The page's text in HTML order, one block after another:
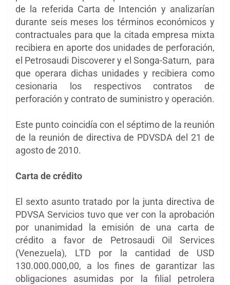
de la referida Carta de Intención y analizarían
durante seis meses los términos económicos y
contractuales para que la citada empresa mixta
recibiera en aporte dos unidades de perforación,
el Petrosaudi Discoverer y el Songa-Saturn, para
que operara dichas unidades y recibiera como
cesionaria los respectivos contratos de
perforación y contrato de suministro y operación.
Este punto coincidía con el séptimo de la reunión
de la reunión de directiva de PDVSDA del 21 de
agosto de 2010.
Carta de crédito
El sexto asunto tratado por la junta directiva de
PDVSA Servicios tuvo que ver con la aprobación
por unanimidad la emisión de una carta de
crédito a favor de Petrosaudi Oil Services
(Venezuela), LTD por la cantidad de USD
130.000.000,00, a los fines de garantizar las
obligaciones asumidas por la filial petrolera